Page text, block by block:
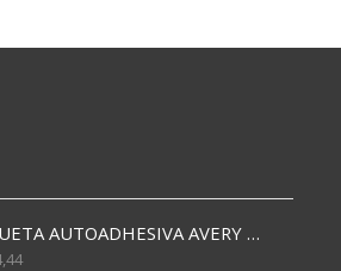
cantidad
ETIQUETA AUTOADHESIVA AVERY 3026 30H 20 X 70